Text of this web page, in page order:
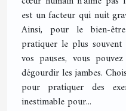
est un facteur qui nuit
Ainsi, pour le bien-
pratiquer le plus souvent
vos pauses, vous
dégourdir les jambes.
pour pratiquer des
inestimable pour...